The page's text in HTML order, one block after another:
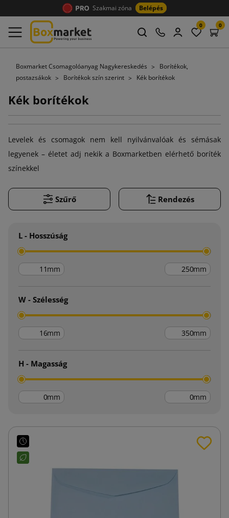
Szakmai zóna Belépés
0 0
Boxmarket Csomagolóanyag Nagykereskedés
Borítékok,
postazsákok
Borítékok szín szerint Kék borítékok
Kék borítékok
Levelek és csomagok nem kell nyilvánvalóak és sémásak
legyenek – életet adj nekik a Boxmarketben elérhető boríték
színekkel
Szűrő Rendezés
L - Hosszúság
mm mm
W - Szélesség
mm mm
H - Magasság
mm mm